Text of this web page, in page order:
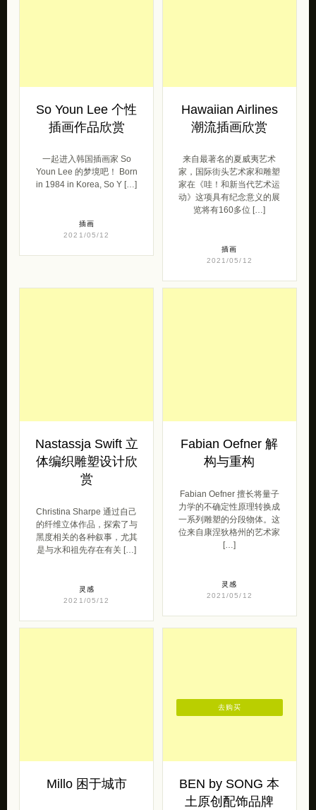
So Youn Lee 个性
插画作品欣赏
一起进入韩国插画家 So
Youn Lee 的梦境吧！ Born
in 1984 in Korea, So Y […]
插画
2021/05/12
Hawaiian Airlines
潮流插画欣赏
来自最著名的夏威夷艺术
家，国际街头艺术家和雕塑
家在《哇！和新当代艺术运
动》这项具有纪念意义的展
览将有160多位 […]
插画
2021/05/12
Nastassja Swift 立
体编织雕塑设计欣
赏
Christina Sharpe 通过自己
的纤维立体作品，探索了与
黑度相关的各种叙事，尤其
是与水和祖先存在有关 […]
灵感
2021/05/12
Fabian Oefner 解
构与重构
Fabian Oefner 擅长将量子
力学的不确定性原理转换成
一系列雕塑的分段物体。这
位来自康涅狄格州的艺术家
[…]
灵感
2021/05/12
Millo 困于城市
BEN by SONG 本
土原创配饰品牌
去购买